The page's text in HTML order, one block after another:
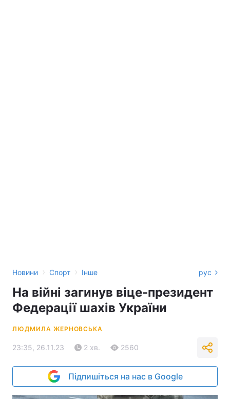
Новини › Спорт › Інше рус
На війні загинув віце-президент
Федерації шахів України
ЛЮДМИЛА ЖЕРНОВСЬКА
23:35, 26.11.23 2 хв. 2560
Підпишіться на нас в Google